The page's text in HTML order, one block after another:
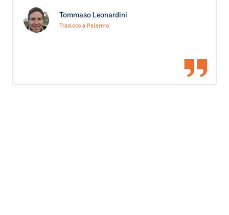
Tommaso Leonardini
Trasloco a Palermo